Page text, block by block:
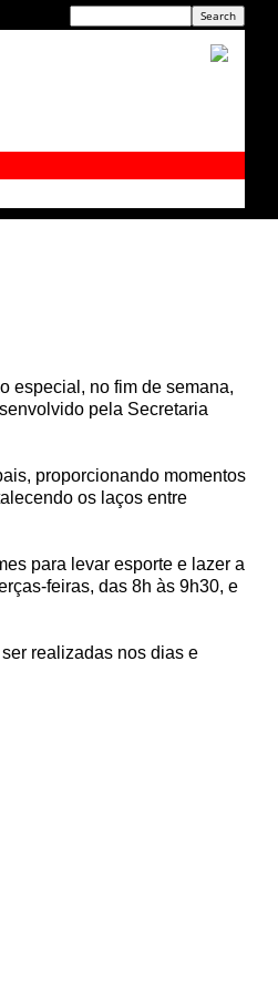
especial, no fim de semana,
pela Secretaria
proporcionando momentos
os laços entre
para levar esporte e lazer a
feiras, das 8h às 9h30, e
realizadas nos dias e